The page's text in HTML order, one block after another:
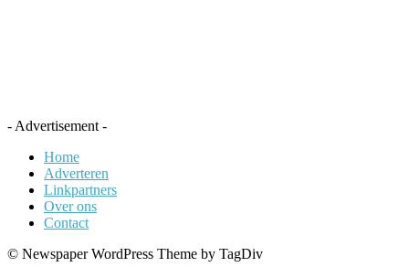
- Advertisement -
Home
Adverteren
Linkpartners
Over ons
Contact
© Newspaper WordPress Theme by TagDiv